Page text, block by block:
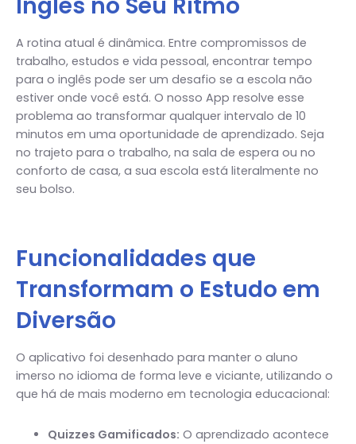
A rotina atual é dinâmica. Entre compromissos de
trabalho, estudos e vida pessoal, encontrar tempo
para o inglês pode ser um desafio se a escola não
estiver onde você está. O nosso App resolve esse
problema ao transformar qualquer intervalo de 10
minutos em uma oportunidade de aprendizado. Seja
no trajeto para o trabalho, na sala de espera ou no
conforto de casa, a sua escola está literalmente no
seu bolso.
Funcionalidades que
Transformam o Estudo em
Diversão
O aplicativo foi desenhado para manter o aluno
imerso no idioma de forma leve e viciante, utilizando o
que há de mais moderno em tecnologia educacional:
Quizzes Gamificados: O aprendizado acontece